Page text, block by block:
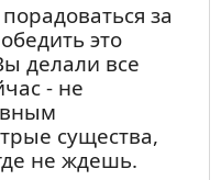
за
это
делали все
- не
существа,
не ждешь.